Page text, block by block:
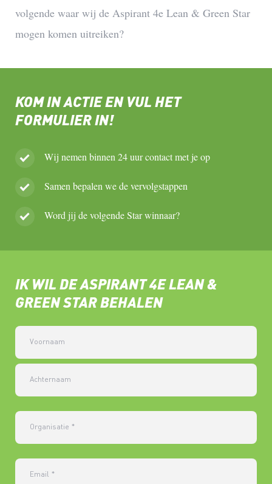
volgende waar wij de Aspirant 4e Lean & Green Star
mogen komen uitreiken?
KOM IN ACTIE EN VUL HET
FORMULIER IN!
Wij nemen binnen 24 uur contact met je op
Samen bepalen we de vervolgstappen
Word jij de volgende Star winnaar?
IK WIL DE ASPIRANT 4E LEAN &
GREEN STAR BEHALEN
Voornaam
Achternaam
Organisatie *
Email *